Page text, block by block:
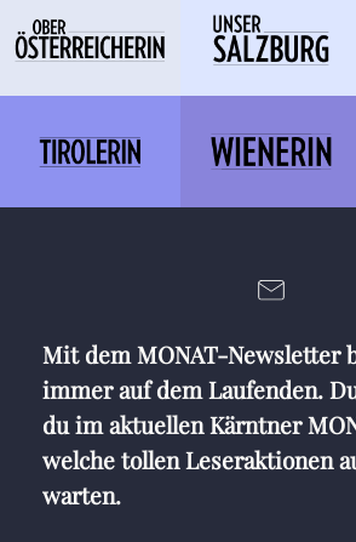
Mit dem MONAT-Newsletter
immer auf dem Laufenden.
du im aktuellen Kärntner
welche tollen Leseraktionen
warten.